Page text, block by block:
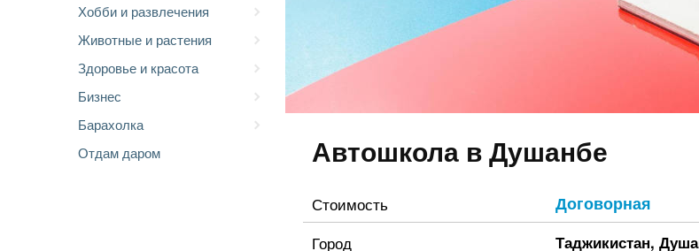
Хобби и развлечения
Животные и растения
Здоровье и красота
Бизнес
Барахолка
Отдам даром
Автошкола в Душанбе
Стоимость Договорная
Город Таджикистан,